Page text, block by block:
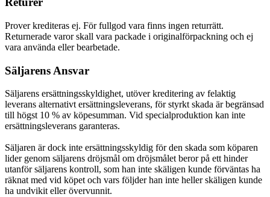
Prover krediteras ej. För fullgod vara finns ingen returrätt.
Returnerade varor skall vara packade i originalförpackning och ej
vara använda eller bearbetade.
Säljarens Ansvar
Säljarens ersättningsskyldighet, utöver kreditering av felaktig
leverans alternativt ersättningsleverans, för styrkt skada är begränsad
till högst 10 % av köpesumman. Vid specialproduktion kan inte
ersättningsleverans garanteras.
Säljaren är dock inte ersättningsskyldig för den skada som köparen
lider genom säljarens dröjsmål om dröjsmålet beror på ett hinder
utanför säljarens kontroll, som han inte skäligen kunde förväntas ha
räknat med vid köpet och vars följder han inte heller skäligen kunde
ha undvikit eller övervunnit.